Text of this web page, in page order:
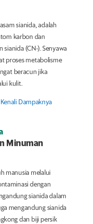
sianida, adalah
karbon dan
(CN-). Senyawa
proses metabolisme
beracun jika
kulit.
Dampaknya
Minuman
manusia melalui
dengan
sianida dalam
mengandung sianida
dan biji persik